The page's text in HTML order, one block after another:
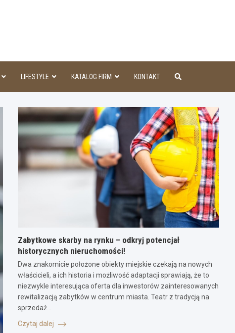
LIFESTYLE KATALOG FIRM KONTAKT
Zabytkowe skarby na rynku – odkryj potencjał
historycznych nieruchomości!
Dwa znakomicie położone obiekty miejskie czekają na nowych
właścicieli, a ich historia i możliwość adaptacji sprawiają, że to
niezwykle interesująca oferta dla inwestorów zainteresowanych
rewitalizacją zabytków w centrum miasta. Teatr z tradycją na
sprzedaż…
Czytaj dalej